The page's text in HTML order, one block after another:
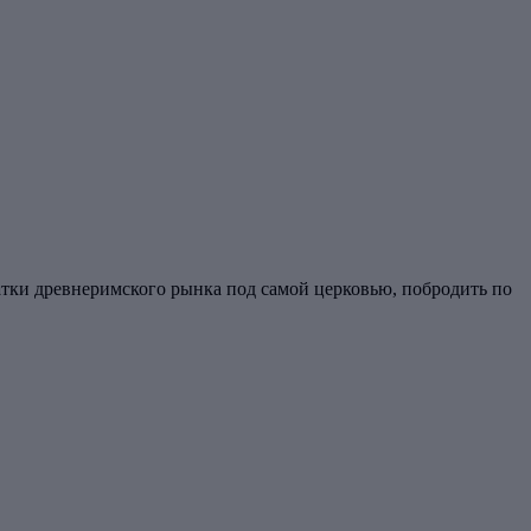
древнеримского рынка под самой церковью, побродить по